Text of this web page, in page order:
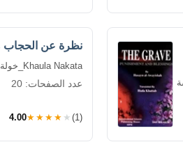
نظرة عن الحجاب
Khaula Nakata_خولة نقادة
عدد الصفحات: 20
4.00★★★★★ (1)